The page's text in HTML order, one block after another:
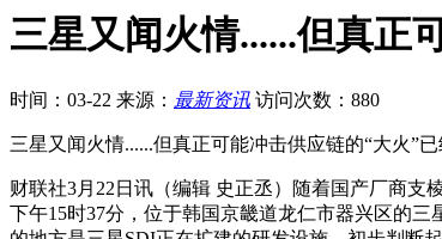
三星又闻火情......但真正
时间：03-22 来源： 最新资讯 访问次数：880
三星又闻火情......但真正可能冲击供应链的“大火”已
财联社3月22日讯（编辑 史正丞）随着国产厂商支
下午15时37分，位于韩国京畿道龙仁市器兴区的